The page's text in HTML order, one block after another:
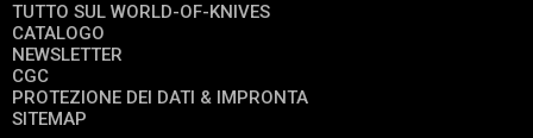
TUTTO SUL WORLD-OF-KNIVES
CATALOGO
NEWSLETTER
CGC
PROTEZIONE DEI DATI & IMPRONTA
SITEMAP